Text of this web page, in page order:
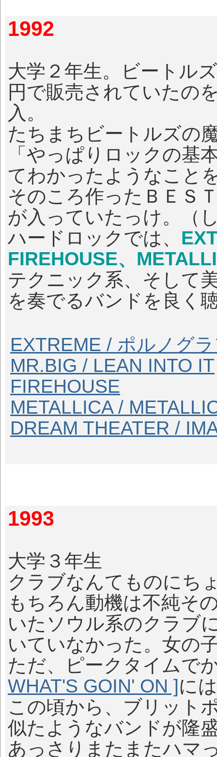
1992
大学２年生。ビートル
円で販売されていたの
入。
たちまちビートルズの
「やっぱりロックの基
てわかったようなこと
そのころ作ったＢＥＳ
が入っていたっけ。（
ハードロックでは、
FIREHOUSE、
テクニック系、そして
を奏でるバンドを良く
EXTREME / ポルノグ
MR.BIG / LEAN INTO IT
FIREHOUSE
METALLICA /
DREAM THEATER /
1993
大学３年生
クラブなんてものにち
もちろん動機は不純そ
いたソウル系のクラブ
いていなかった。女の
ただ、ピークタイムで
WHAT'S GOIN' ON ]に
この頃から、ブリット
似たようなバンドが隆
あっさりまたまたハマ